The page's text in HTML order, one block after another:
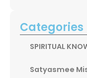
Categories
SPIRITUAL
Satyasmee